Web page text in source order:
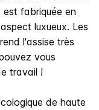
est fabriquée en
luxueux. Les
l'assise très
vous
travail !
de haute